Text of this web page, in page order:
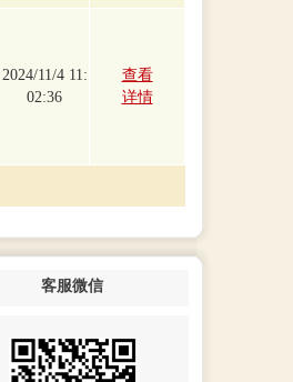
2024/11/4 11:
02:36
查看
详情
客服微信